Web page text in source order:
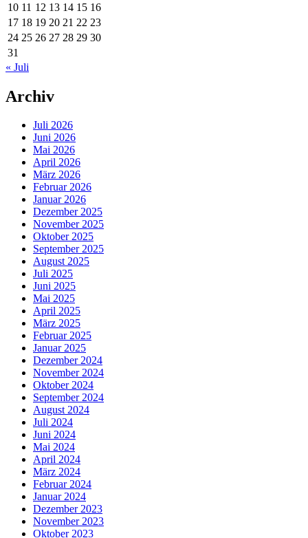
10 11 12 13 14 15 16
17 18 19 20 21 22 23
24 25 26 27 28 29 30
31
« Juli
Archiv
Juli 2026
Juni 2026
Mai 2026
April 2026
März 2026
Februar 2026
Januar 2026
Dezember 2025
November 2025
Oktober 2025
September 2025
August 2025
Juli 2025
Juni 2025
Mai 2025
April 2025
März 2025
Februar 2025
Januar 2025
Dezember 2024
November 2024
Oktober 2024
September 2024
August 2024
Juli 2024
Juni 2024
Mai 2024
April 2024
März 2024
Februar 2024
Januar 2024
Dezember 2023
November 2023
Oktober 2023